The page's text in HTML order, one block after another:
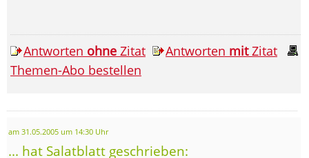
Antworten ohne Zitat Antworten mitZitat
Themen-Abo bestellen
am 31.05.2005 um 14:30 Uhr
... hat Salatblatt geschrieben: